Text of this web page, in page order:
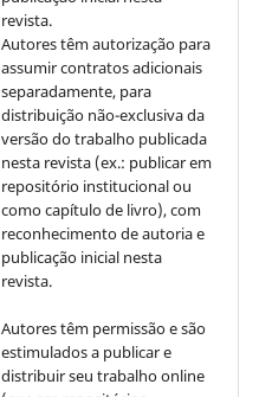
revista.
Autores têm autorização para
assumir contratos adicionais
separadamente, para
distribuição não-exclusiva da
versão do trabalho publicada
nesta revista (ex.: publicar em
repositório institucional ou
como capítulo de livro), com
reconhecimento de autoria e
publicação inicial nesta
revista.
Autores têm permissão e são
estimulados a publicar e
distribuir seu trabalho online